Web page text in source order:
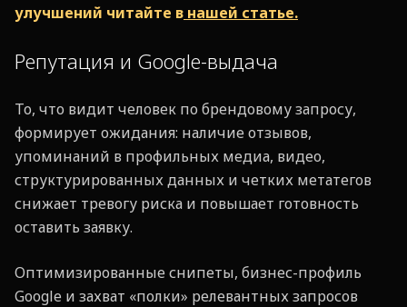
улучшений читайте в нашей статье.
Репутация и Google-выдача
То, что видит человек по брендовому запросу,
формирует ожидания: наличие отзывов,
упоминаний в профильных медиа, видео,
структурированных данных и четких метатегов
снижает тревогу риска и повышает готовность
оставить заявку.
Оптимизированные снипеты, бизнес-профиль
Google и захват «полки» релевантных запросов